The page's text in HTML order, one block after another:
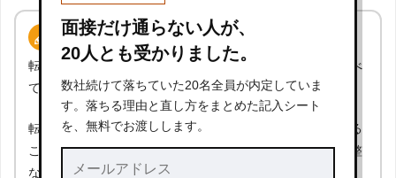
転職エージェントと転職サイトの違い
転職エージェントと転職サイトの大きな違いは、自分ですべ
ての転職活動を行うか否かという点にあります。
転職エージェントは、担当者が付くため作業代行してくれる
ことも多いですが、転職サイトは、応募から面接日程の調整
などすべて自分で行うことになります。
面接だけ通らない人が、
20人とも受かりました。
数社続けて落ちていた20名全員が内定していま
す。落ちる理由と直し方をまとめた記入シート
を、無料でお渡しします。